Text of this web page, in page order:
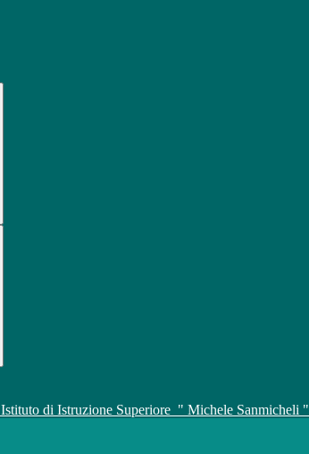
Istituto di Istruzione Superiore " Michele Sanmicheli "